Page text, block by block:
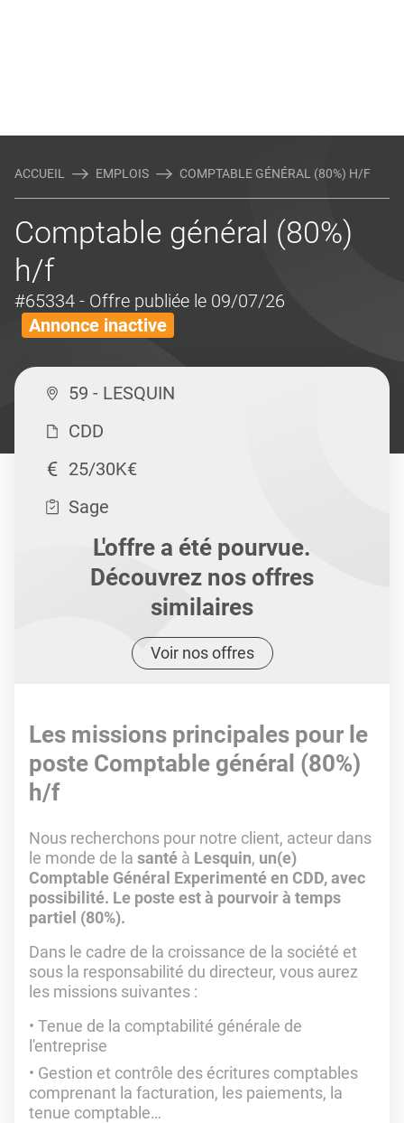
ACCUEIL EMPLOIS COMPTABLE GÉNÉRAL (80%) H/F
Comptable général (80%)
h/f
#65334 - Offre publiée le 09/07/26
Annonce inactive
59 - LESQUIN
CDD
25/30K€
Sage
L'offre a été pourvue.
Découvrez nos offres
similaires
Voir nos offres
Les missions principales pour le
poste Comptable général (80%)
h/f
Nous recherchons pour notre client, acteur dans
le monde de la santé à Lesquin, un(e)
Comptable Général Experimenté en CDD, avec
possibilité. Le poste est à pourvoir à temps
partiel (80%).
Dans le cadre de la croissance de la société et
sous la responsabilité du directeur, vous aurez
les missions suivantes :
Tenue de la comptabilité générale de
l'entreprise
Gestion et contrôle des écritures comptables
comprenant la facturation, les paiements, la
tenue comptable…